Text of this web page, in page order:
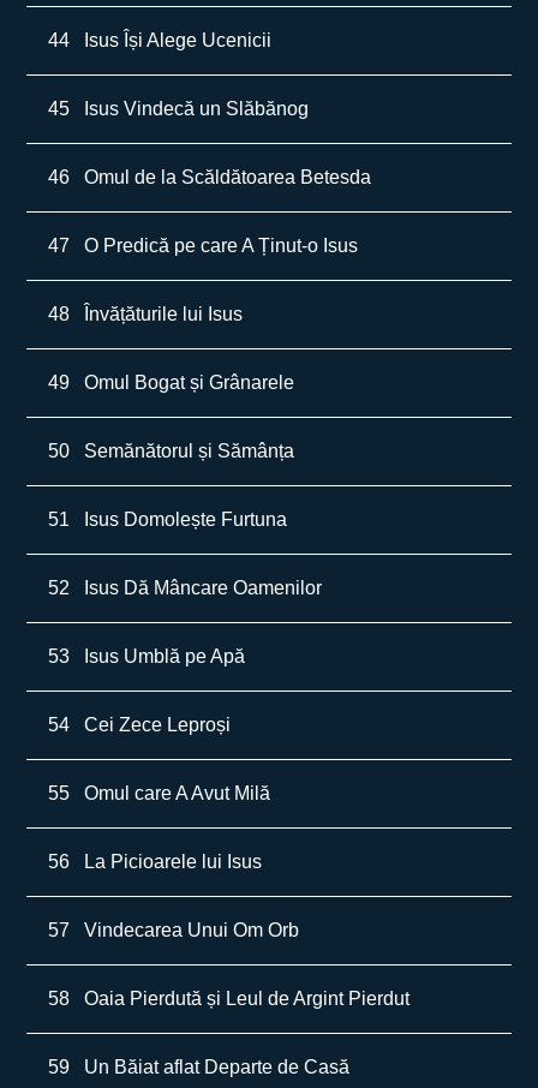
44 Isus Își Alege Ucenicii
45 Isus Vindecă un Slăbănog
46 Omul de la Scăldătoarea Betesda
47 O Predică pe care A Ținut-o Isus
48 Învățăturile lui Isus
49 Omul Bogat și Grânarele
50 Semănătorul și Sămânța
51 Isus Domolește Furtuna
52 Isus Dă Mâncare Oamenilor
53 Isus Umblă pe Apă
54 Cei Zece Leproși
55 Omul care A Avut Milă
56 La Picioarele lui Isus
57 Vindecarea Unui Om Orb
58 Oaia Pierdută și Leul de Argint Pierdut
59 Un Băiat aflat Departe de Casă